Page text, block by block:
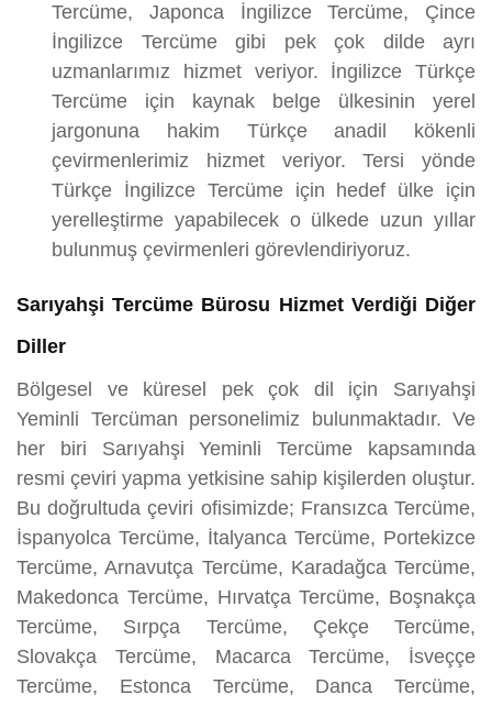
Tercüme, Japonca İngilizce Tercüme, Çince
İngilizce Tercüme gibi pek çok dilde ayrı
uzmanlarımız hizmet veriyor. İngilizce Türkçe
Tercüme için kaynak belge ülkesinin yerel
jargonuna hakim Türkçe anadil kökenli
çevirmenlerimiz hizmet veriyor. Tersi yönde
Türkçe İngilizce Tercüme için hedef ülke için
yerelleştirme yapabilecek o ülkede uzun yıllar
bulunmuş çevirmenleri görevlendiriyoruz.
Sarıyahşi Tercüme Bürosu Hizmet Verdiği Diğer
Diller
Bölgesel ve küresel pek çok dil için Sarıyahşi
Yeminli Tercüman personelimiz bulunmaktadır. Ve
her biri Sarıyahşi Yeminli Tercüme kapsamında
resmi çeviri yapma yetkisine sahip kişilerden oluştur.
Bu doğrultuda çeviri ofisimizde; Fransızca Tercüme,
İspanyolca Tercüme, İtalyanca Tercüme, Portekizce
Tercüme, Arnavutça Tercüme, Karadağca Tercüme,
Makedonca Tercüme, Hırvatça Tercüme, Boşnakça
Tercüme, Sırpça Tercüme, Çekçe Tercüme,
Slovakça Tercüme, Macarca Tercüme, İsveççe
Tercüme, Estonca Tercüme, Danca Tercüme,